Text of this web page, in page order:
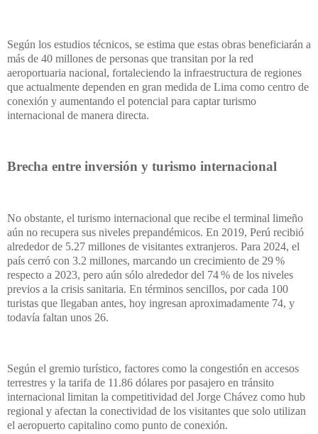
Según los estudios técnicos, se estima que estas obras beneficiarán a
más de 40 millones de personas que transitan por la red
aeroportuaria nacional, fortaleciendo la infraestructura de regiones
que actualmente dependen en gran medida de Lima como centro de
conexión y aumentando el potencial para captar turismo
internacional de manera directa.
Brecha entre inversión y turismo internacional
No obstante, el turismo internacional que recibe el terminal limeño
aún no recupera sus niveles prepandémicos. En 2019, Perú recibió
alrededor de 5.27 millones de visitantes extranjeros. Para 2024, el
país cerró con 3.2 millones, marcando un crecimiento de 29 %
respecto a 2023, pero aún sólo alrededor del 74 % de los niveles
previos a la crisis sanitaria. En términos sencillos, por cada 100
turistas que llegaban antes, hoy ingresan aproximadamente 74, y
todavía faltan unos 26.
Según el gremio turístico, factores como la congestión en accesos
terrestres y la tarifa de 11.86 dólares por pasajero en tránsito
internacional limitan la competitividad del Jorge Chávez como hub
regional y afectan la conectividad de los visitantes que solo utilizan
el aeropuerto capitalino como punto de conexión.